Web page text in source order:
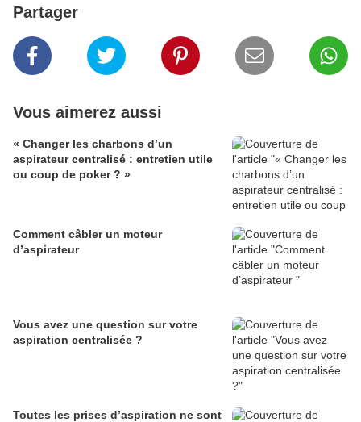
Partager
Vous aimerez aussi
« Changer les charbons d’un
aspirateur centralisé : entretien utile
ou coup de poker ? »
Comment câbler un moteur
d’aspirateur
Vous avez une question sur votre
aspiration centralisée ?
Toutes les prises d’aspiration ne sont